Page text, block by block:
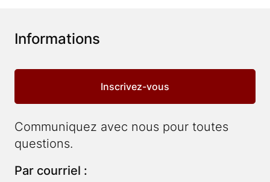
Informations
Inscrivez-vous
Communiquez avec nous pour toutes
questions.
Par courriel :